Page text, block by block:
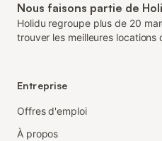
Nous faisons partie de
Holidu regroupe plus de 20
trouver les meilleures locations
Entreprise
Offres d'emploi
À propos